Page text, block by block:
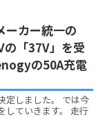
ーカー統一の
「37V」を受
の50A充電
定しました。 では今
していきます。 走行